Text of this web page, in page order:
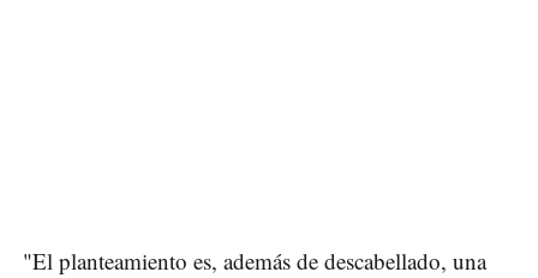
"El planteamiento es, además de descabellado, una